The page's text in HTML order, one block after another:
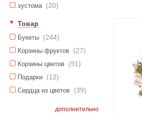
эустома (20)
Товар
Букеты (244)
Корзины фруктов (27)
Корзины цветов (91)
Подарки (12)
Сердца из цветов (39)
дополнительно